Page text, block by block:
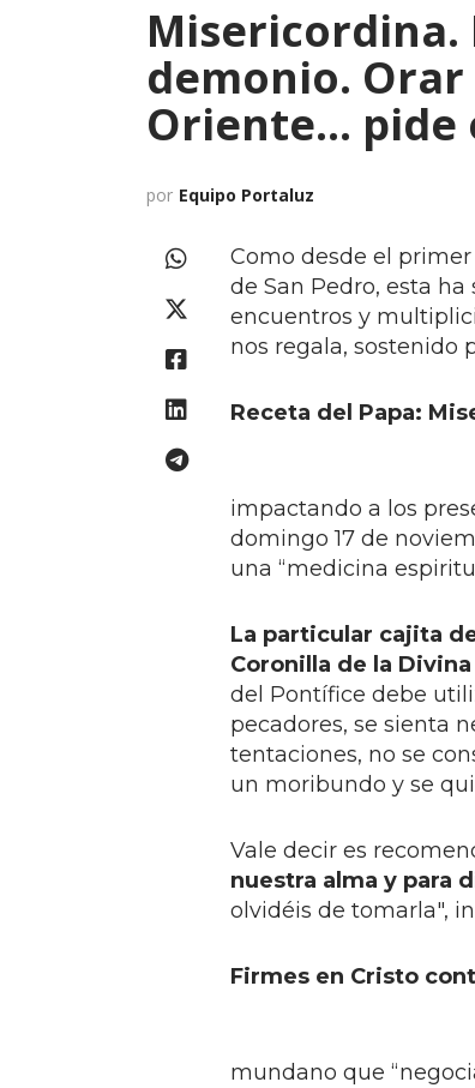
Misericordina.
demonio.
Oriente... pide
por Equipo Portaluz
Como desde el
de San Pedro, esta
encuentros y
nos regala, sostenido
Receta del Papa:
impactando a los
domingo 17 de
una “medicina
La particular cajita
Coronilla de la
del Pontífice debe
pecadores, se sienta
tentaciones, no se
un moribundo y se
Vale decir es
nuestra alma y para
olvidéis de tomarla",
Firmes en Cristo
mundano que